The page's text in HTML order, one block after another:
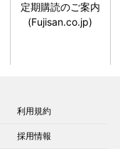
定期購読のご案内
(Fujisan.co.jp)
利用規約
採用情報